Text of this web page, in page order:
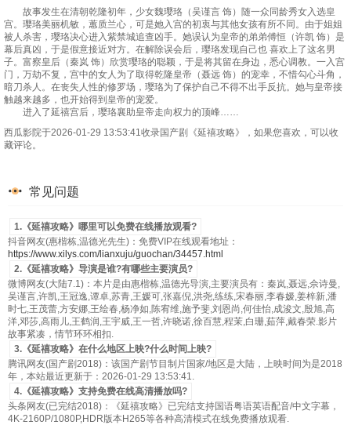
第53集 第54集 第55集 第56集
第57集 第58集 第59集 第60集
第61集 第62集 第63集 第64集
第69集
故事发生在清朝乾隆初年，少女魏璎珞（吴谨言 饰）随一众同龄秀女入选皇
宫。璎珞美丽机敏，蕙质兰心，可是她入宫的初衷与其他女孩有所不同。由于姐姐
被人杀害，璎珞决心进入紫禁城追查凶手。她误认为皇帝的弟弟傅恒（许凯 饰）是
幕后真凶，于是假意接近对方。在解除误会后，璎珞发现自己也 喜欢上了这名男
子。富察皇后（秦岚 饰）欣赏璎珞的聪颖，于是将其留在身边，悉心调教。一入宫
门，万劫不复，宫中的女人为了取得乾隆皇帝（聂远 饰）的宠幸，不惜勾心斗角，
暗刀杀人。在丧失人性的修罗场，璎珞为了保护自己不得不出手反抗。她与皇帝接
触越来越多，也开始得到皇帝的宠爱。
进入了延禧宫后，璎珞襄助皇帝走向权力的顶峰……
西瓜影院于2026-01-29 13:53:41收录国产剧《延禧攻略》，如果您喜欢，可以收
藏评论。
常见问题
1.《延禧攻略》哪里可以免费在线播放观看?
抖音网友(惠楷栋,温德光先生)：免费VIP在线观看地址：
https://www.xilys.com/lianxuju/guochan/34457.html
2.《延禧攻略》导演是谁?有哪些主要演员?
微博网友(大陆7.1)：本片是由惠楷栋,温德光导演,主要演员有：秦岚,聂远,佘诗曼,
吴谨言,许凯,王冠逸,谭卓,苏青,王媛可,张嘉倪,洪尧,练练,宋春丽,李春嫒,姜梓新,潘
时七,王茂蕾,方安娜,王绘春,杨净如,陈宥维,施予斐,刘恩尚,何佳怡,成浚文,殷旭,高
洋,邓莎,高雨儿,王鹤润,王宇威,王一哲,许晓诺,徐百慧,程茉,白珊,茹萍,戴春荣.影片
故事紧凑，情节环环相扣.
3.《延禧攻略》在什么地区上映?什么时间上映?
腾讯网友(国产剧2018)：该国产剧节目制片国家/地区是大陆，上映时间为是2018
年，本站最近更新于：2026-01-29 13:53:41.
4.《延禧攻略》支持免费在线高清播放吗?
头条网友(已完结2018)：《延禧攻略》已完结支持国语粤语英语配音/中文字幕，
4K-2160P/1080P,HDR版本H265等各种高清模式在线免费播放观看.